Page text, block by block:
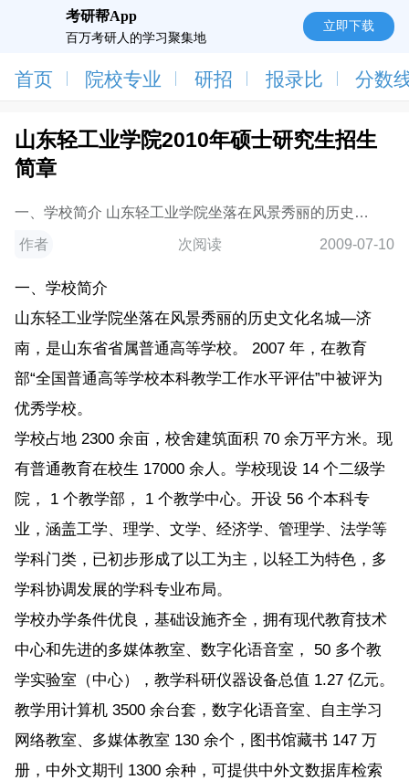
考研帮App
百万考研人的学习聚集地
立即下载
首页 院校专业 研招 报录比 分数
山东轻工业学院2010年硕士研究生招生
简章
一、学校简介 山东轻工业学院坐落在风景秀丽的历史文
化名城—济南，是山东省省属普通高等学校。 2007
年，在教育部“全国普通高等学校本科教学工作水平评
面积 70 余万
作者 次阅读 2009-07-10
一、学校简介
山东轻工业学院坐落在风景秀丽的历史文化名城—济
南，是山东省省属普通高等学校。 2007 年，在教育
部“全国普通高等学校本科教学工作水平评估”中被评为
优秀学校。
学校占地 2300 余亩，校舍建筑面积 70 余万平方米。现
有普通教育在校生 17000 余人。学校现设 14 个二级学
院， 1 个教学部， 1 个教学中心。开设 56 个本科专
业，涵盖工学、理学、文学、经济学、管理学、法学等
学科门类，已初步形成了以工为主，以轻工为特色，多
学科协调发展的学科专业布局。
学校办学条件优良，基础设施齐全，拥有现代教育技术
中心和先进的多媒体教室、数字化语音室， 50 多个教
学实验室（中心），教学科研仪器设备总值 1.27 亿元。
教学用计算机 3500 余台套，数字化语音室、自主学习
网络教室、多媒体教室 130 余个，图书馆藏书 147 万
册，中外文期刊 1300 余种，可提供中外文数据库检索